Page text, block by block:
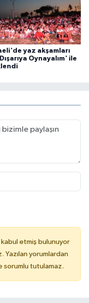
yaz akşamları
Oynayalım' ile
kabul etmiş bulunuyor
Yazılan yorumlardan
sorumlu tutulamaz.